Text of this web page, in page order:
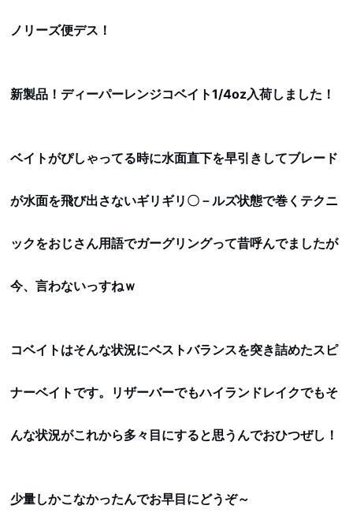
ノリーズ便デス！
新製品！ディーパーレンジコベイト1/4oz入荷しました！
ベイトがぴしゃってる時に水面直下を早引きしてブレード
が水面を飛び出さないギリギリ〇－ルズ状態で巻くテクニ
ックをおじさん用語でガーグリングって昔呼んでましたが
今、言わないっすねｗ
コベイトはそんな状況にベストバランスを突き詰めたスピ
ナーベイトです。リザーバーでもハイランドレイクでもそ
んな状況がこれから多々目にすると思うんでおひつぜし！
少量しかこなかったんでお早目にどうぞ～